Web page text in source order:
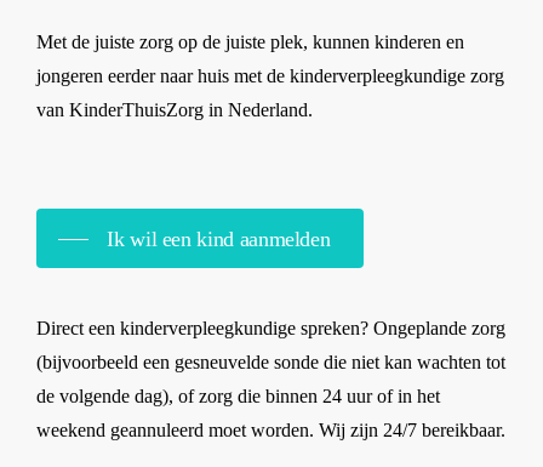
Met de juiste zorg op de juiste plek, kunnen kinderen en
jongeren eerder naar huis met de kinderverpleegkundige zorg
van KinderThuisZorg in Nederland.
Ik wil een kind aanmelden
Direct een kinderverpleegkundige spreken? Ongeplande zorg
(bijvoorbeeld een gesneuvelde sonde die niet kan wachten tot
de volgende dag), of zorg die binnen 24 uur of in het
weekend geannuleerd moet worden. Wij zijn 24/7 bereikbaar.